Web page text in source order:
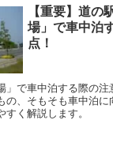
【重要】道の
場」で車中泊
点！
」で車中泊する際の注
の、そもそも車中泊に
く解説します。